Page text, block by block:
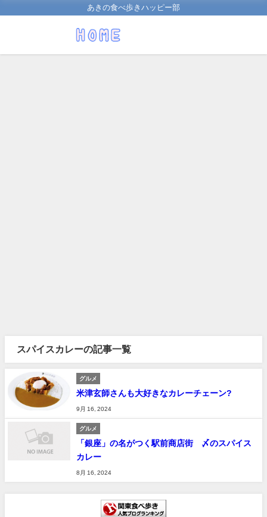
あきの食べ歩きハッピー部
スパイスカレーの記事一覧
グルメ
米津玄師さんも大好きなカレーチェーン?
9月 16, 2024
グルメ
「銀座」の名がつく駅前商店街 〆のスパイス
カレー
8月 16, 2024